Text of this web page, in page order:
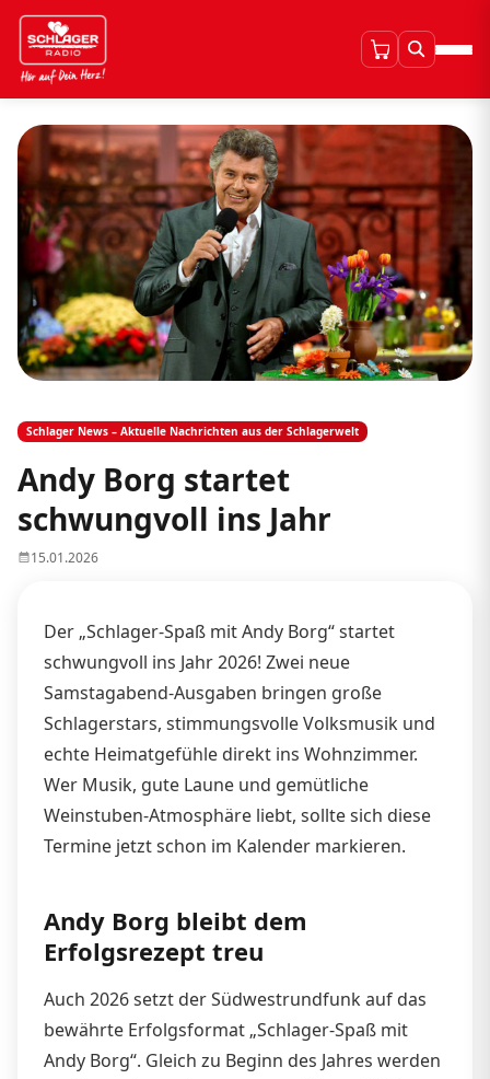
Schlager News – Aktuelle Nachrichten aus der Schlagerwelt
Andy Borg startet
schwungvoll ins Jahr
15.01.2026
Der „Schlager-Spaß mit Andy Borg“ startet
schwungvoll ins Jahr 2026! Zwei neue
Samstagabend-Ausgaben bringen große
Schlagerstars, stimmungsvolle Volksmusik und
echte Heimatgefühle direkt ins Wohnzimmer.
Wer Musik, gute Laune und gemütliche
Weinstuben-Atmosphäre liebt, sollte sich diese
Termine jetzt schon im Kalender markieren.
Andy Borg bleibt dem
Erfolgsrezept treu
Auch 2026 setzt der Südwestrundfunk auf das
bewährte Erfolgsformat „Schlager-Spaß mit
Andy Borg“. Gleich zu Beginn des Jahres werden